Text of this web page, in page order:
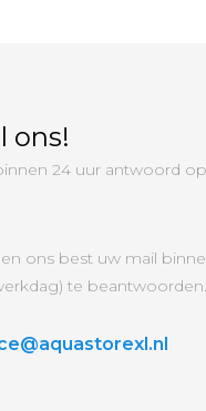
ons!
24 uur antwoord
ons best uw mail
te beantwoorden.